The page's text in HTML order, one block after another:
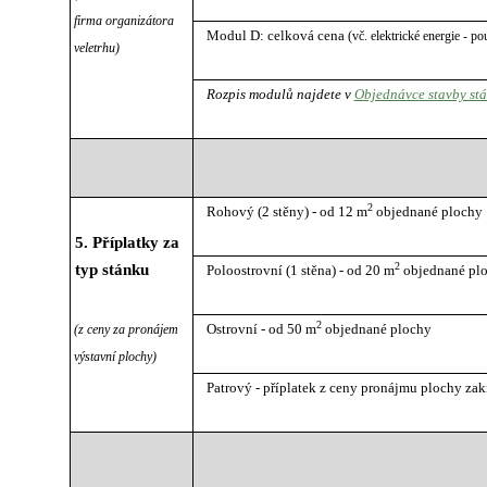
firma organizátora
veletrhu)
Modul D: celková cena (vč. elektrické energie -
Rozpis modulů najdete v Objednávce stavby
5. Příplatky za
typ stánku
(z ceny za pronájem
výstavní plochy)
Rohový (2 stěny) - od 12 m2 objednané plochy
Poloostrovní (1 stěna) - od 20 m2 objednané
Ostrovní - od 50 m2 objednané plochy
Patrový - příplatek z ceny pronájmu plochy